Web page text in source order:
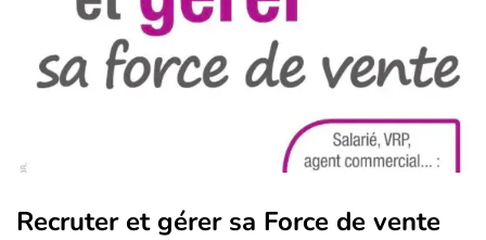
Recruter et gérer sa Force de vente